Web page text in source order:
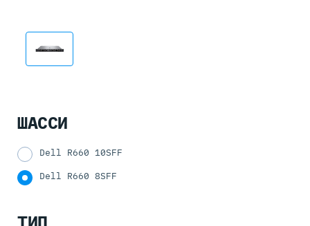
ШАССИ
Dell R660 10SFF
Dell R660 8SFF